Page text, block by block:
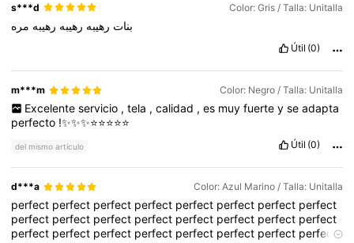
s***d Color: Gris / Talla: Unitalla
بنات رهيبه رهيبه رهيبه مره
Útil (0)
m***m Color: Negro / Talla: Unitalla
Excelente servicio , tela , calidad , es muy fuerte y se adapta
perfecto !✨✨✨⭐️⭐️⭐️⭐️⭐️
del mismo artículo Útil (0)
d***a Color: Azul Marino / Talla: Unitalla
perfect perfect perfect perfect perfect perfect perfect perfect
perfect perfect perfect perfect perfect perfect perfect perfect
perfect perfect perfect perfect perfect perfect perfect perfect